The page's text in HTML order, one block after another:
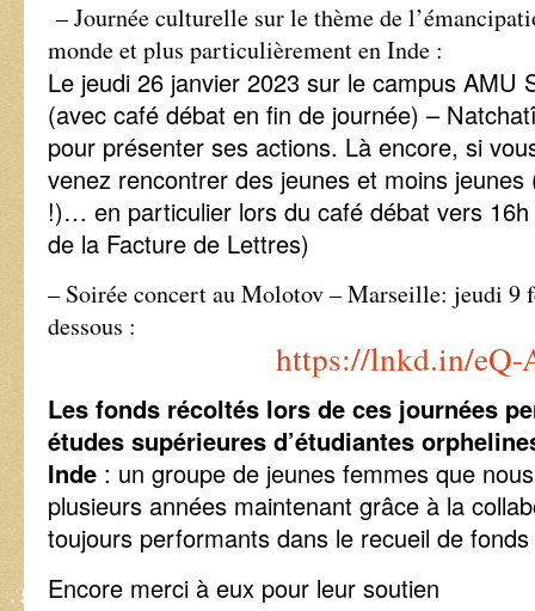
– Journée culturelle sur le thème de
monde et plus particulièrement en Inde :
Le jeudi 26 janvier 2023 sur le campus AMU
(avec café débat en fin de journée) –
pour présenter ses actions. Là encore, si
venez rencontrer des jeunes et moins
!)… en particulier lors du café débat vers 16h
de la Facture de Lettres)
– Soirée concert au Molotov – Marseille: jeudi
dessous :
https://lnkd.in/
Les fonds récoltés lors de ces journées
études supérieures d’étudiantes
Inde : un groupe de jeunes femmes que
plusieurs années maintenant grâce à la
toujours performants dans le recueil de
Encore merci à eux pour leur soutien